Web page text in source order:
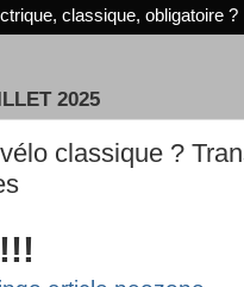
classique, obligatoire ?
2025
classique ?